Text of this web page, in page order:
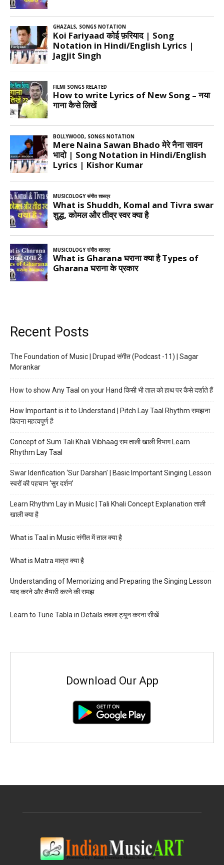
Recent Posts
The Foundation of Music | Drupad संगीत (Podcast -11) | Sagar
Morankar
How to show Any Taal on your Hand किसी भी ताल को हाथ पर कैसे दर्शाते हैं
How Important is it to Understand | Pitch Lay Taal Rhythm समझना
कितना महत्वपूर्ण है
Concept of Sum Tali Khali Vibhaag सम ताली खाली विभाग Learn
Rhythm Lay Taal
Swar Idenfication ‘Sur Darshan’ | Basic Important Singing Lesson
स्वरों की पहचान ‘सुर दर्शन’
Learn Rhythm Lay in Music | Tali Khali Concept Explanation ताली
खाली क्या है
What is Taal in Music संगीत में ताल क्या है
What is Matra मात्रा क्या है
Understanding of Memorizing and Preparing the Singing Lesson
याद करने और तैयारी करने की समझ
Learn to Tune Tabla in Details तबला ट्यून करना सीखें
Download Our App